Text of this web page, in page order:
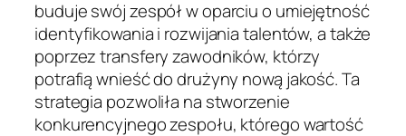
buduje swój zespół w oparciu o umiejętność
identyfikowania i rozwijania talentów, a także
poprzez transfery zawodników, którzy
potrafią wnieść do drużyny nową jakość. Ta
strategia pozwoliła na stworzenie
konkurencyjnego zespołu, którego wartość